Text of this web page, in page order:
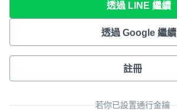
透過 LINE 繼續
透過 Google 繼續
註冊
若你已設置通行金鑰